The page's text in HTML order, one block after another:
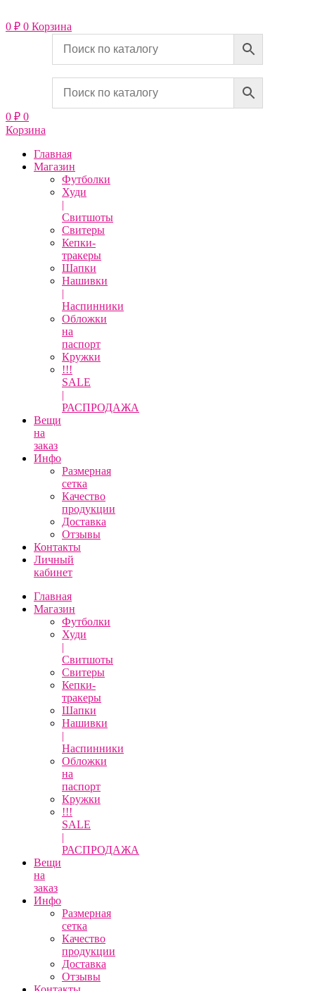
к
содержимому
0 ₽ 0 Корзина
0 ₽ 0
Корзина
Главная
Магазин
Футболки
Худи
|
Свитшоты
Свитеры
Кепки-
тракеры
Шапки
Нашивки
|
Наспинники
Обложки
на
паспорт
Кружки
!!!
SALE
|
РАСПРОДАЖА
Вещи
на
заказ
Инфо
Размерная
сетка
Качество
продукции
Доставка
Отзывы
Контакты
Личный
кабинет
Главная
Магазин
Футболки
Худи
|
Свитшоты
Свитеры
Кепки-
тракеры
Шапки
Нашивки
|
Наспинники
Обложки
на
паспорт
Кружки
!!!
SALE
|
РАСПРОДАЖА
Вещи
на
заказ
Инфо
Размерная
сетка
Качество
продукции
Доставка
Отзывы